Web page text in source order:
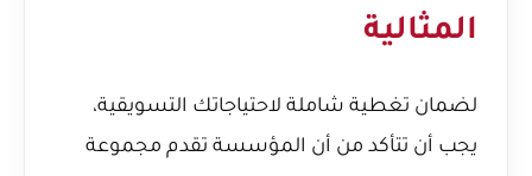
المثالية
لضمان تغطية شاملة لاحتياجاتك التسويقية،
يجب أن تتأكد من أن المؤسسة تقدم مجموعة